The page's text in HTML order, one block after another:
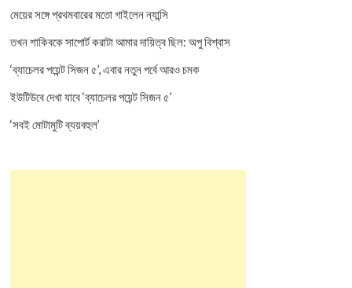
মেয়ের সঙ্গে প্রথমবারের মতো গাইলেন ন্যান্সি
তখন শাকিবকে সাপোর্ট করাটা আমার দায়িত্ব ছিল: অপু বিশ্বাস
‘ব্যাচেলর পয়েন্ট সিজন ৫’, এবার নতুন পর্বে আরও চমক
ইউটিউবে দেখা যাবে ‘ব্যাচেলর পয়েন্ট সিজন ৫’
‘সবই মোটামুটি ব্যয়বহুল’